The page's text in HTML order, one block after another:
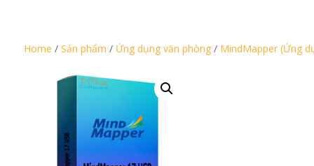
Home / Sản phẩm / Ứng dụng văn phòng/ MindMapper (Ứng